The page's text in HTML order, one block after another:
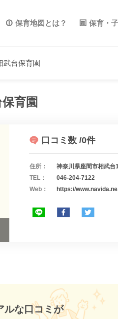
保育地図とは？ 保育・
武台保育園
育園
口コミ数 /0件
住所：
神奈川県座間市相武台
TEL：
046-204-7122
Web：
https://
ルな口コミが